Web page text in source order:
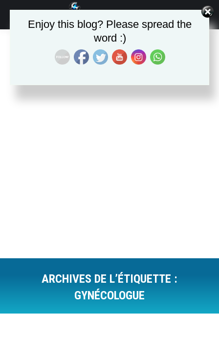
Recherche
:
ARCHIVES DE L’ÉTIQUETTE :
GYNÉCOLOGUE
Enjoy this blog? Please spread the
word :)